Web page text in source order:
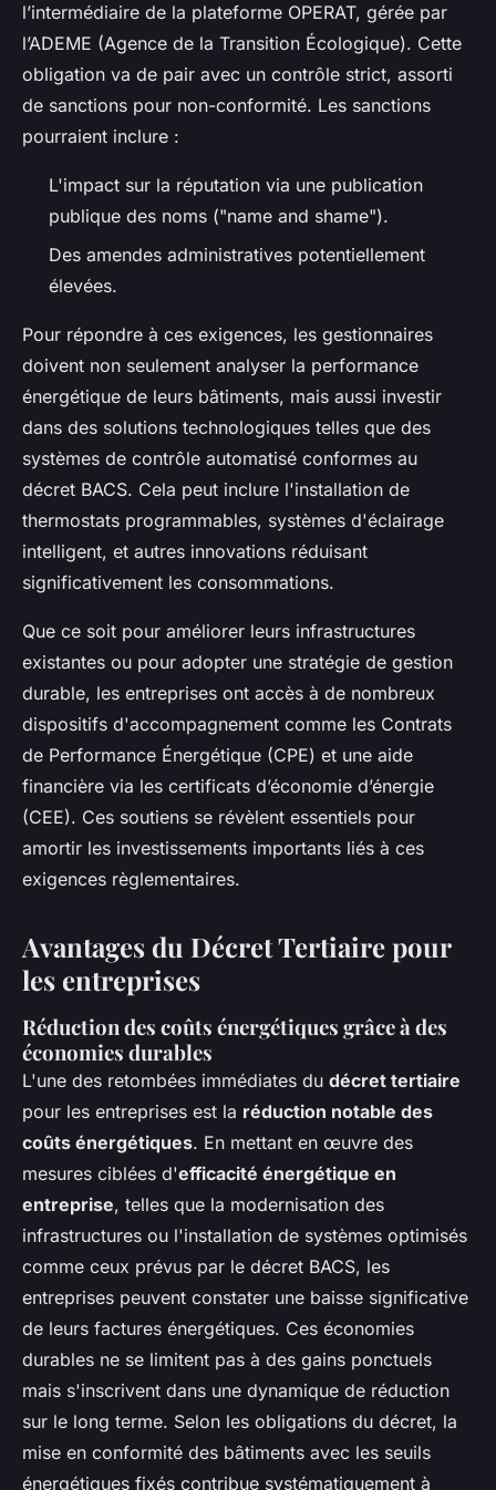
l’intermédiaire de la plateforme OPERAT, gérée par
l’ADEME (Agence de la Transition Écologique). Cette
obligation va de pair avec un contrôle strict, assorti
de sanctions pour non-conformité. Les sanctions
pourraient inclure :
L'impact sur la réputation via une publication
publique des noms ("name and shame").
Des amendes administratives potentiellement
élevées.
Pour répondre à ces exigences, les gestionnaires
doivent non seulement analyser la performance
énergétique de leurs bâtiments, mais aussi investir
dans des solutions technologiques telles que des
systèmes de contrôle automatisé conformes au
décret BACS. Cela peut inclure l'installation de
thermostats programmables, systèmes d'éclairage
intelligent, et autres innovations réduisant
significativement les consommations.
Que ce soit pour améliorer leurs infrastructures
existantes ou pour adopter une stratégie de gestion
durable, les entreprises ont accès à de nombreux
dispositifs d'accompagnement comme les Contrats
de Performance Énergétique (CPE) et une aide
financière via les certificats d’économie d’énergie
(CEE). Ces soutiens se révèlent essentiels pour
amortir les investissements importants liés à ces
exigences règlementaires.
Avantages du Décret Tertiaire pour
les entreprises
Réduction des coûts énergétiques grâce à des
économies durables
L'une des retombées immédiates du décret tertiaire
pour les entreprises est la réduction notable des
coûts énergétiques. En mettant en œuvre des
mesures ciblées d'efficacité énergétique en
entreprise, telles que la modernisation des
infrastructures ou l'installation de systèmes optimisés
comme ceux prévus par le décret BACS, les
entreprises peuvent constater une baisse significative
de leurs factures énergétiques. Ces économies
durables ne se limitent pas à des gains ponctuels
mais s'inscrivent dans une dynamique de réduction
sur le long terme. Selon les obligations du décret, la
mise en conformité des bâtiments avec les seuils
énergétiques fixés contribue systématiquement à